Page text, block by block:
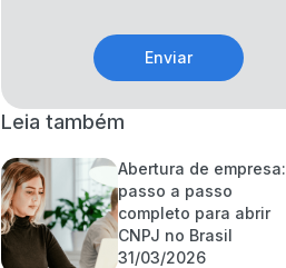
Enviar
Leia também
Abertura de empresa:
passo a passo
completo para abrir
CNPJ no Brasil
31/03/2026